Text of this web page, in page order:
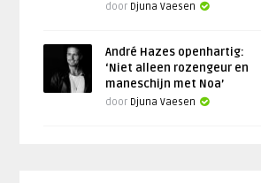
door Djuna Vaesen
André Hazes openhartig:
‘Niet alleen rozengeur en
maneschijn met Noa’
door Djuna Vaesen